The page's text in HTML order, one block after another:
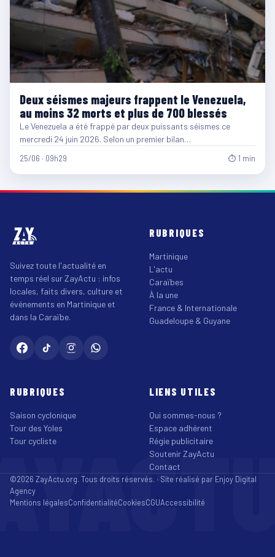
Deux séismes majeurs frappent le Venezuela,
au moins 32 morts et plus de 700 blessés
Le Venezuela a été frappé par deux puissants séismes ce
mercredi 24 juin 2026. Selon un premier bilan…
25/06 · 09h29 ⏱ 1 min
Suivez toute l'actualité en
temps réel sur ZayActu : infos
locales, faits divers, culture et
événements en Martinique et
dans la Caraïbe.
RUBRIQUES
Martinique
L'actu
Caraïbes
À la une
France & Internationale
Guadeloupe & Guyane
RUBRIQUES
Saison cyclonique
Tour des Yoles
Tour cycliste
LIENS UTILES
Qui sommes-nous ?
Espace adhérent
Régie publicitaire
Soutenir ZayActu
Contact
©2026 ZayActu.org. Tous droits réservés. · Site réalisé par Enjoy Digital
Agency
Mentions légalesConfidentialitéCookiesCGUAccessibilité